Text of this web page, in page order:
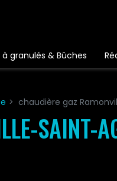
granulés & Bûches
chaudière gaz
SAINT-